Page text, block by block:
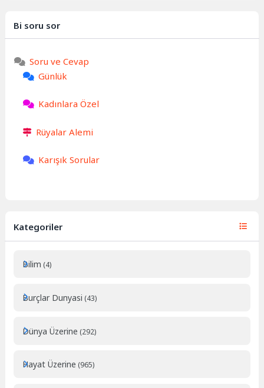
Bi soru sor
Soru ve Cevap
Günlük
Kadınlara Özel
Rüyalar Alemi
Karışık Sorular
Kategoriler
Bilim (4)
Burçlar Dunyasi (43)
Dünya Üzerine (292)
Hayat Üzerine (965)